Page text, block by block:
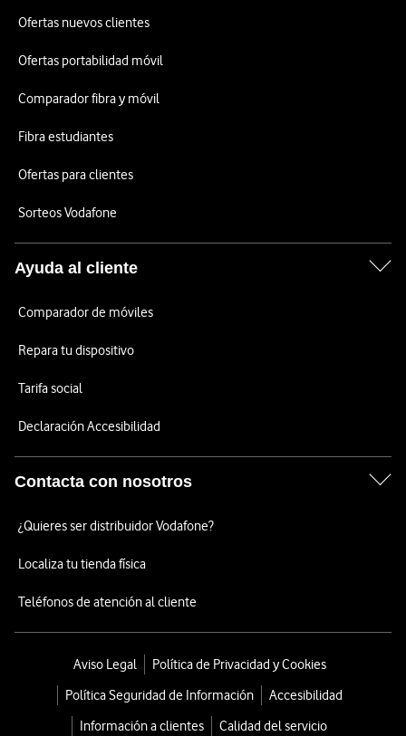
Ofertas nuevos clientes
Ofertas portabilidad móvil
Comparador fibra y móvil
Fibra estudiantes
Ofertas para clientes
Sorteos Vodafone
Ayuda al cliente
Comparador de móviles
Repara tu dispositivo
Tarifa social
Declaración Accesibilidad
Contacta con nosotros
¿Quieres ser distribuidor Vodafone?
Localiza tu tienda física
Teléfonos de atención al cliente
Aviso Legal
Política de Privacidad y Cookies
Política Seguridad de Información
Accesibilidad
Información a clientes
Calidad del servicio